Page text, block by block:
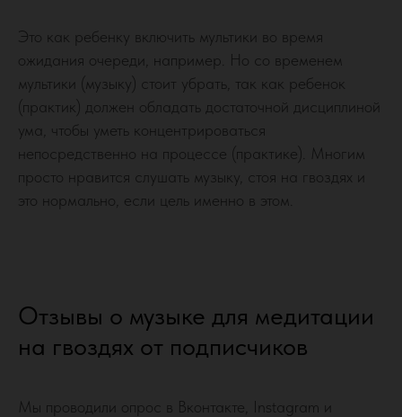
Это как ребенку включить мультики во время
ожидания очереди, например. Но со временем
мультики (музыку) стоит убрать, так как ребенок
(практик) должен обладать достаточной дисциплиной
ума, чтобы уметь концентрироваться
непосредственно на процессе (практике). Многим
просто нравится слушать музыку, стоя на гвоздях и
это нормально, если цель именно в этом.
Отзывы о музыке для медитации
на гвоздях от подписчиков
Мы проводили опрос в Вконтакте, Instagram и